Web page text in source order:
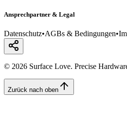
Ansprechpartner & Legal
Datenschutz•AGBs & Bedingungen•
© 2026 Surface Love. Precise
Zurück nach oben